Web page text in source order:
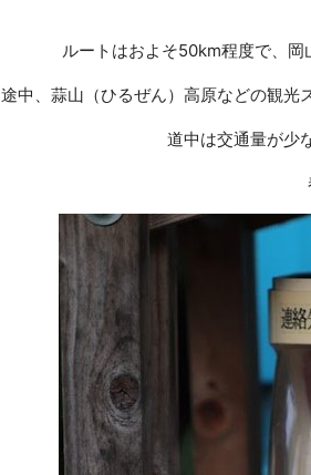
ルートはおよそ50km程度で、岡
途中、蒜山（ひるぜん）高原などの観光
道中は交通​​量が少